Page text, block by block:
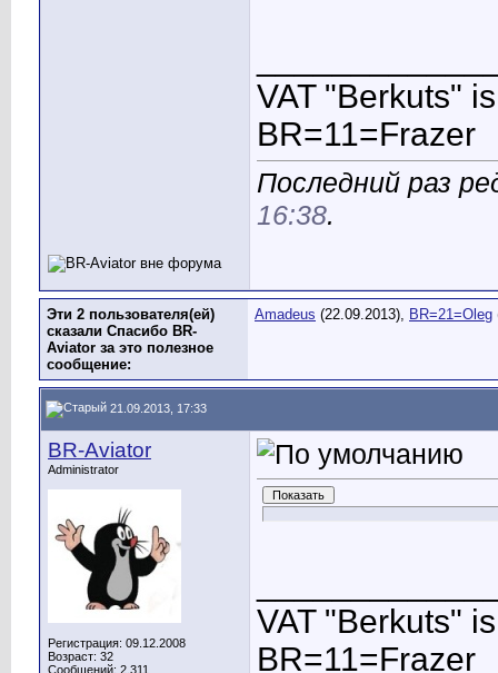
VAT "Berkuts"
BR=11=Frazer
Последний раз
16:38.
Эти 2 пользователя(ей)
сказали Спасибо BR-
Aviator за это полезное
сообщение:
Amadeus (22.09.2013), BR=21=Oleg
21.09.2013, 17:33
BR-Aviator
Administrator
Регистрация: 09.12.2008
Возраст: 32
Сообщений: 2,311
VAT "Berkuts"
BR=11=Frazer